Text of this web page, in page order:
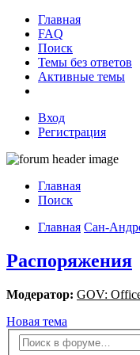
Главная
FAQ
Поиск
Темы без ответов
Активные темы
Вход
Регистрация
Главная
Поиск
Главная Сан-
Распоряжения
Модератор: GOV:
Новая тема